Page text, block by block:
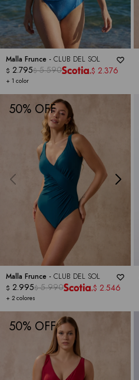
Malla Frunce - CLUB DEL SOL
+ 1 color
$ 2.795$ 5.590 $ 2.376
50
Malla Frunce - CLUB DEL SOL
+ 2 colores
$ 2.995$ 5.990 $ 2.546
50